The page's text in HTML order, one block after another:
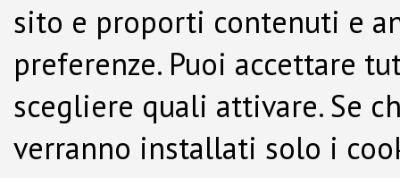
sito e proporti contenuti e
preferenze. Puoi accettare
scegliere quali attivare. Se
verranno installati solo i